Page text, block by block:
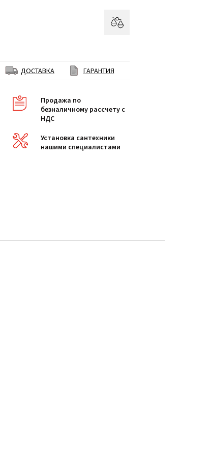
ДОСТАВКА ГАРАНТИЯ
Продажа по
безналичному рассчету с
НДС
Установка сантехники
нашими специалистами